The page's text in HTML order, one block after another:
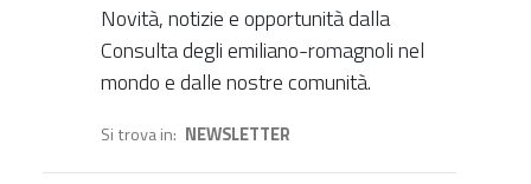
Novità, notizie e opportunità dalla
Consulta degli emiliano-romagnoli nel
mondo e dalle nostre comunità.
Si trova in NEWSLETTER